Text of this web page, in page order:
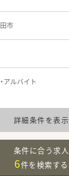
市
アルバイト
詳細条件を表示
条件に合う求人
6件を検索する